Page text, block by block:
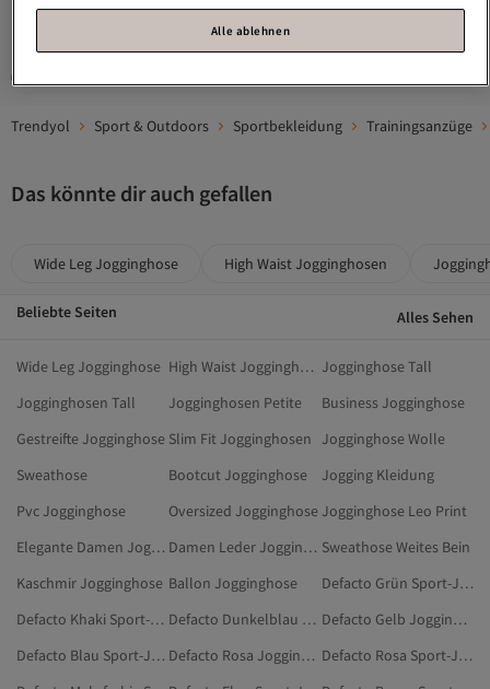
1
Trendyol Sport & Outdoors Sportbekleidung Trainingsanzüge
Das könnte dir auch gefallen
Wide Leg Jogginghose High Waist Jogginghosen
Beliebte Seiten Alles Sehen
Wide Leg Jogginghose High Waist Jogginghosen Jogginghose Tall
Jogginghosen Tall
Jogginghosen Petite
Business Jogginghose
Gestreifte Jogginghose Slim Fit Jogginghosen
Jogginghose Wolle
Sweathose
Bootcut Jogginghose
Jogging Kleidung
Pvc Jogginghose
Oversized Jogginghose Jogginghose Leo Print
Elegante Damen Jogginghosen
Damen Leder Jogginghose Sweathose Weites Bein
Kaschmir Jogginghose Ballon Jogginghose
Defacto Grün Sport-Jogginghosen
Defacto Khaki Sport-Jogginghosen
Defacto Dunkelblau Sport-Jogginghosen
Defacto Gelb Jogginghosen
Defacto Blau Sport-Jogginghosen
Defacto Rosa Jogginghosen
Defacto Rosa Sport-Jogginghosen
Alle ablehnen